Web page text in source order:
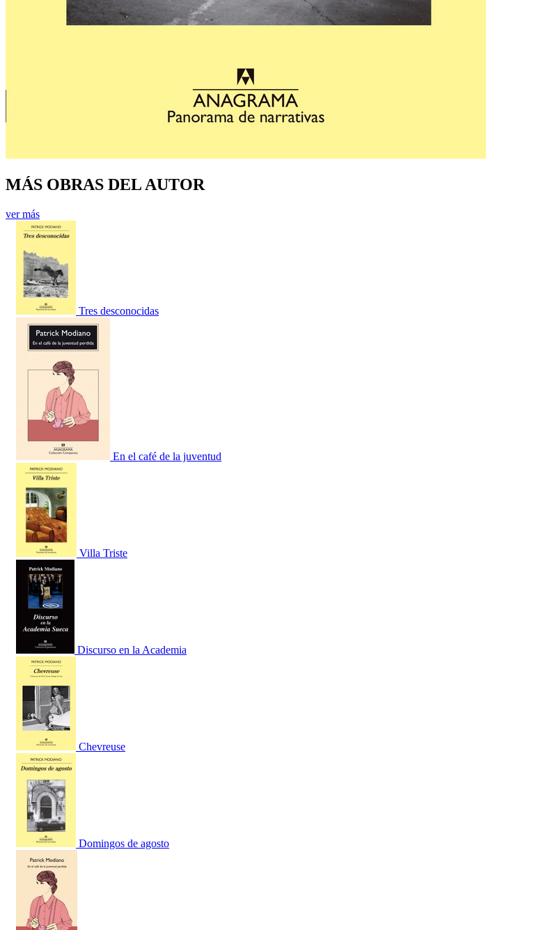
MÁS OBRAS DEL AUTOR
ver más
Tres desconocidas
En el café de la juventud
Villa Triste
Discurso en la Academia
Chevreuse
Domingos de agosto